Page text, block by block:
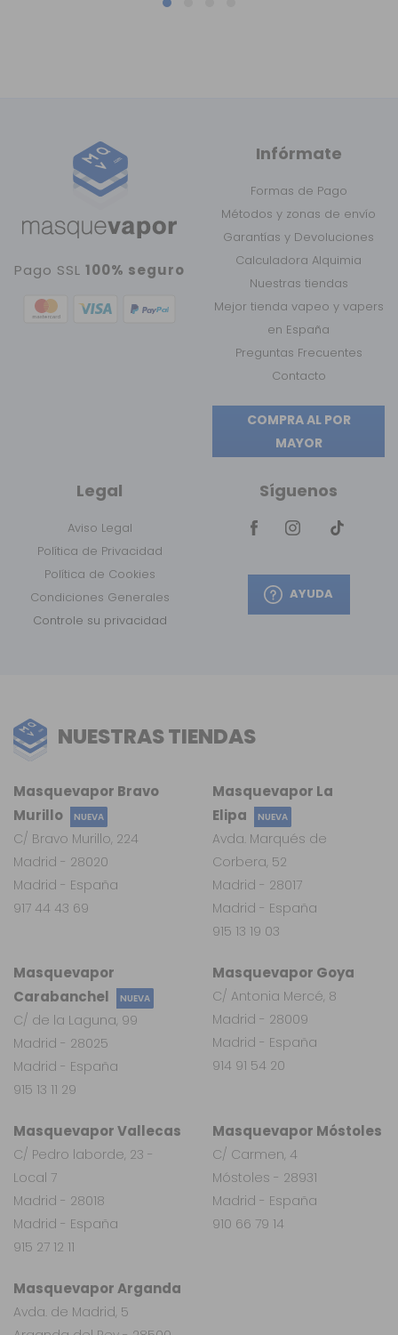
Pago SSL100% seguro
Infórmate
Formas de Pago
Métodos y zonas de envío
Garantías y Devoluciones
Calculadora Alquimia
Nuestras tiendas
Mejor tienda vapeo y vapers
en España
Preguntas Frecuentes
Contacto
COMPRA AL POR
MAYOR
Legal
Aviso Legal
Política de Privacidad
Política de Cookies
Condiciones Generales
Controle su privacidad
Síguenos
AYUDA
NUESTRAS TIENDAS
Masquevapor Arganda
Avda. de Madrid, 5
Masquevapor
Carabanchel
NUEVA
C/ de la Laguna, 99
Madrid - 28025
Madrid - España
915 13 11 29
Masquevapor Vallecas
C/ Pedro laborde, 23 -
Local 7
Madrid - 28018
Madrid - España
915 27 12 11
Masquevapor Móstoles
C/ Carmen, 4
Móstoles - 28931
Madrid - España
910 66 79 14
Masquevapor Goya
C/ Antonia Mercé, 8
Madrid - 28009
Madrid - España
914 91 54 20
Masquevapor La
Elipa
NUEVA
Avda. Marqués de
Corbera, 52
Madrid - 28017
Madrid - España
915 13 19 03
Masquevapor Bravo
Murillo
NUEVA
C/ Bravo Murillo, 224
Madrid - 28020
Madrid - España
917 44 43 69